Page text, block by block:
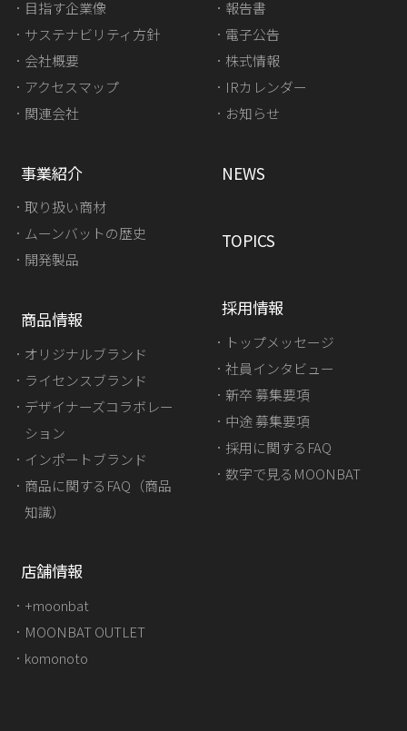
ご購入店名（○○百貨店△△店）
ご購入時期
価格
ラベル記載の商品番号・ブランド名（わかる
お問い合わせの内容は営業時間内に確認後、3
営業日以内（土日祝日及び、当社指定休業日を
除く）にご連絡いたします。
ご利用の場合に、弊社からの返答メールが迷惑
メールフィルタに誤認識され削除対象になって
しまう事例が見受けられます。返答のメールが
届かないと思われる場合には、迷惑メールフィ
ルタの削除対象メール等も併せてご確認いただ
きますようお願い申し上げます。
携帯電話のアドレスをご記入の場合は、携帯メ
ールのドメイン指定受信設定にご注意くださ
い。
問い合わせ完了時にご案内するメールアドレス
宛に送付をお願いいたします。
目指す企業像
サステナビリティ方針
会社概要
アクセスマップ
関連会社
事業紹介
取り扱い商材
ムーンバットの歴史
開発製品
報告書
電子公告
株式情報
IRカレンダー
お知らせ
商品情報
オリジナルブランド
ライセンスブランド
デザイナーズコラボレー
ション
インポートブランド
商品に関するFAQ（商品
知識）
店舗情報
+moonbat
MOONBAT OUTLET
komonoto
NEWS
TOPICS
採用情報
トップメッセージ
社員インタビュー
新卒 募集要項
中途 募集要項
採用に関するFAQ
数字で見るMOONBAT